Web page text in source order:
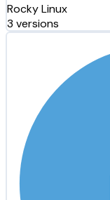
Rocky Linux
3 versions